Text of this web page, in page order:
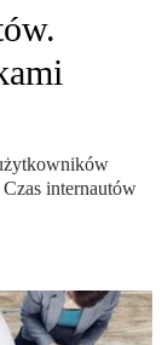
internautów